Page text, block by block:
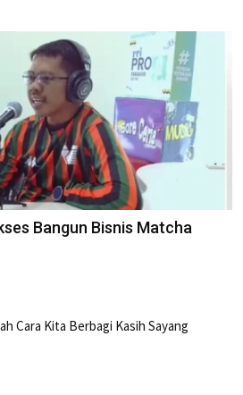
Bangun Bisnis Matcha